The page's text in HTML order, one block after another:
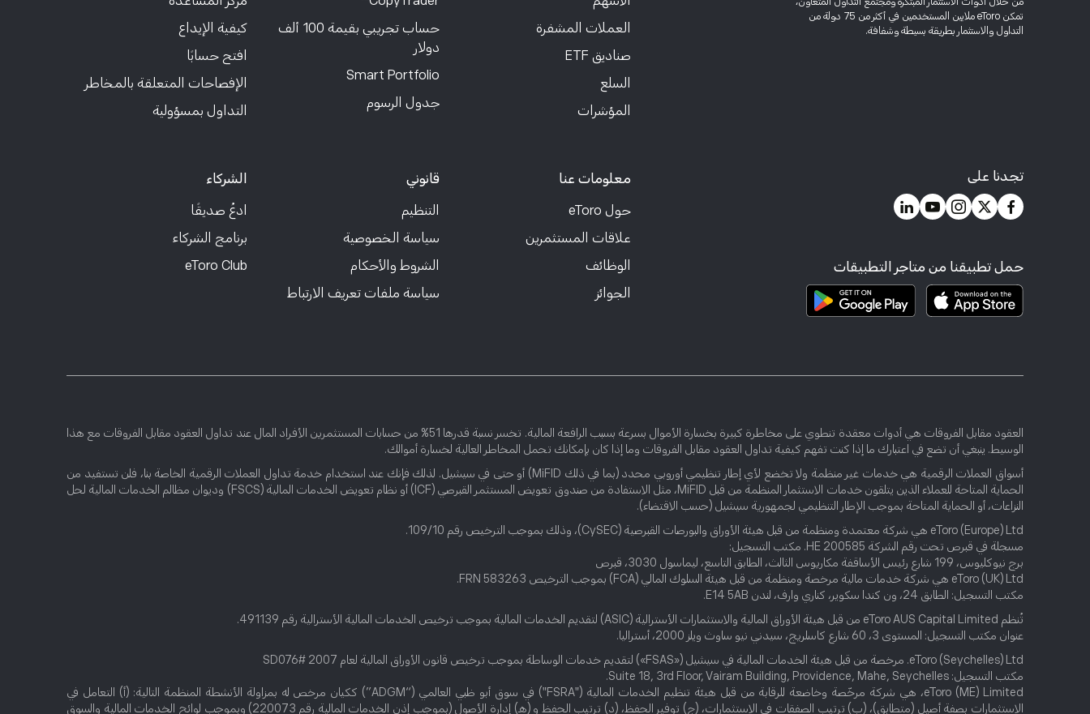
تمكن eToro ملايين المستخدمين في أكثر من 75 دولة من
التداول والاستثمار بطريقة بسيطة وشفافة.
تجدنا على
حمل تطبيقنا من متاجر التطبيقات
العملات المشفرة
صناديق ETF
السلع
المؤشرات
حساب تجريبي بقيمة 100 ألف
دولار
Smart Portfolio
جدول الرسوم
كيفية الإيداع
افتح حسابًا
الإفصاحات المتعلقة بالمخاطر
التداول بمسؤولية
معلومات عنا
حول eToro
علاقات المستثمرين
الوظائف
الجوائز
قانوني
التنظيم
سياسة الخصوصية
الشروط والأحكام
سياسة ملفات تعريف الارتباط
الشركاء
ادعُ صديقًا
برنامج الشركاء
eToro Club
العقود مقابل الفروقات هي أدوات معقدة تنطوي على مخاطرة كبيرة بخسارة الأموال بسرعة بسبب الرافعة المالية. تخسر نسبة قدرها 51% من حسابات المستثمرين الأفراد المال عند تداول العقود مقابل الفروقات مع هذا
الوسيط. ينبغي أن تضع في اعتبارك ما إذا كنت تفهم كيفية تداول العقود مقابل الفروقات وما إذا كان بإمكانك تحمل المخاطر العالية لخسارة أموالك.
أسواق العملات الرقمية هي خدمات غير منظمة ولا تخضع لأي إطار تنظيمي أوروبي محدد (بما في ذلك MiFID) أو حتى في سيشيل. لذلك فإنك عند استخدام خدمة تداول العملات الرقمية الخاصة بنا، فلن تستفيد من
الحماية المتاحة للعملاء الذين يتلقون خدمات الاستثمار المنظمة من قبل MiFID، مثل الاستفادة من صندوق تعويض المستثمر القبرصي (ICF) أو نظام تعويض الخدمات المالية (FSCS) وديوان مظالم الخدمات المالية لحل
النزاعات، أو الحماية المتاحة بموجب الإطار التنظيمي لجمهورية سيشيل (حسب الاقتضاء).
eToro (Europe) Ltd هي شركة معتمدة ومنظمة من قبل هيئة الأوراق والبورصات القبرصية (CySEC)، وذلك بموجب الترخيص رقم 109/10.
مسجلة في قبرص تحت رقم الشركة HE 200585. مكتب التسجيل:
برج نيوكليوس، 199 شارع رئيس الأساقفة مكاريوس الثالث، الطابق التاسع، ليماسول 3030، قبرص
eToro (UK) Ltd هي شركة خدمات مالية مرخصة ومنظمة من قبل هيئة السلوك المالي (FCA) بموجب الترخيص FRN 583263.
مكتب التسجيل: الطابق 24، ون كندا سكوير، كناري وارف، لندن E14 5AB.
تُنظم eToro AUS Capital Limited من قبل هيئة الأوراق المالية والاستثمارات الأسترالية (ASIC) لتقديم الخدمات المالية بموجب ترخيص الخدمات المالية الأسترالية رقم 491139.
عنوان مكتب التسجيل: المستوى 3، 60 شارع كاسلريج، سيدني نيو ساوث ويلز 2000، أستراليا.
eToro (Seychelles) Ltd. مرخصة من قبل هيئة الخدمات المالية في سيشيل («FSAS») لتقديم خدمات الوساطة بموجب ترخيص قانون الأوراق المالية لعام 2007 #SD076
مكتب التسجيل: Suite 18, 3rd Floor, Vairam Building, Providence, Mahe, Seychelles.
eToro (ME) Limited، هي شركة مرخّصة وخاضعة للرقابة من قبل هيئة تنظيم الخدمات المالية ("FSRA") في سوق أبو ظبي العالمي (“ADGM”) ككيان مرخص له بمزاولة الأنشطة المنظمة التالية: (أ) التعامل في
الاستثمارات بصفة أصيل (متطابق)، (ب) ترتيب الصفقات في الاستثمارات، (ج) توفير الحفظ، (د) ترتيب الحفظ و (هـ) إدارة الأصول (بموجب إذن الخدمات المالية رقم 220073) وبموجب لوائح الخدمات المالية والسوق